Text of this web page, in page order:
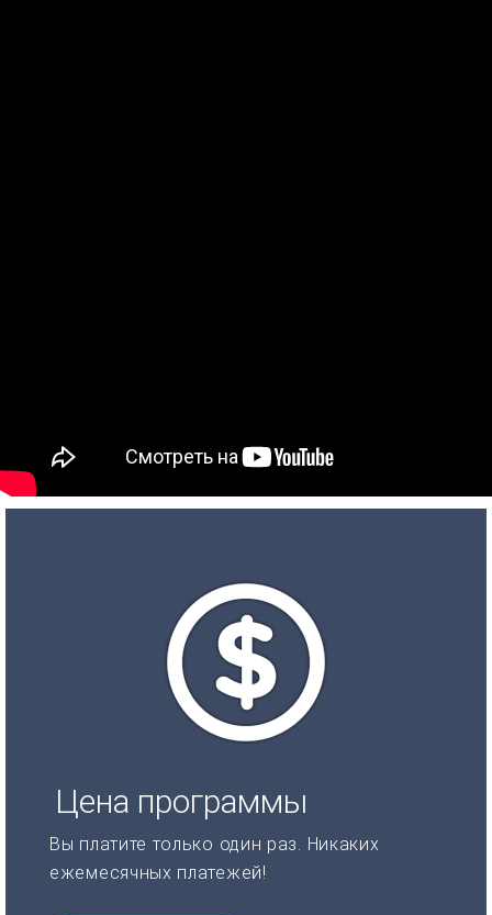
Цена программы
Вы платите только один раз. Никаких
ежемесячных платежей!